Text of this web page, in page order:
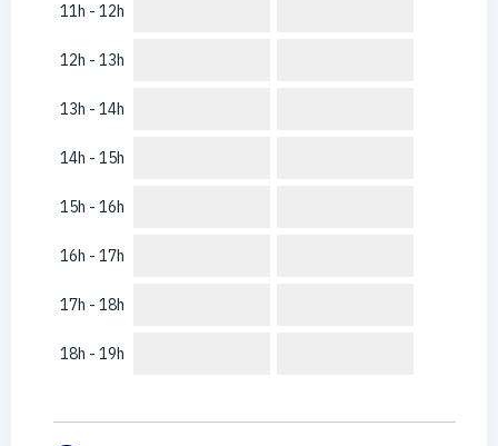
11h - 12h
12h - 13h
13h - 14h
14h - 15h
15h - 16h
16h - 17h
17h - 18h
18h - 19h